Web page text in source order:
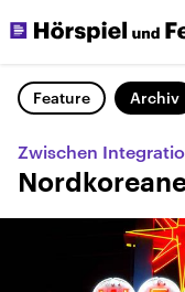
Feature Archiv
Zwischen